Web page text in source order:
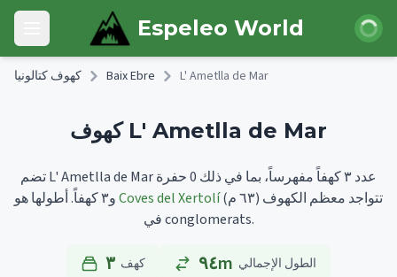
Skip to main content
Open main menu Espeleo World الدخول
كهوف كتالونيا Baix Ebre L' Ametlla de Mar
كهوف L' Ametlla de Mar
تضم L' Ametlla de Mar عدد ٣ كهفاً مفهرساً، بما في ذلك 0 حفرة
و٣ كهفاً.Coves del Xertolí (٦٣ م) تتواجد معظم الكهوف
في conglomerats.
٣ كهف ٩٤m الطول الإجمالي